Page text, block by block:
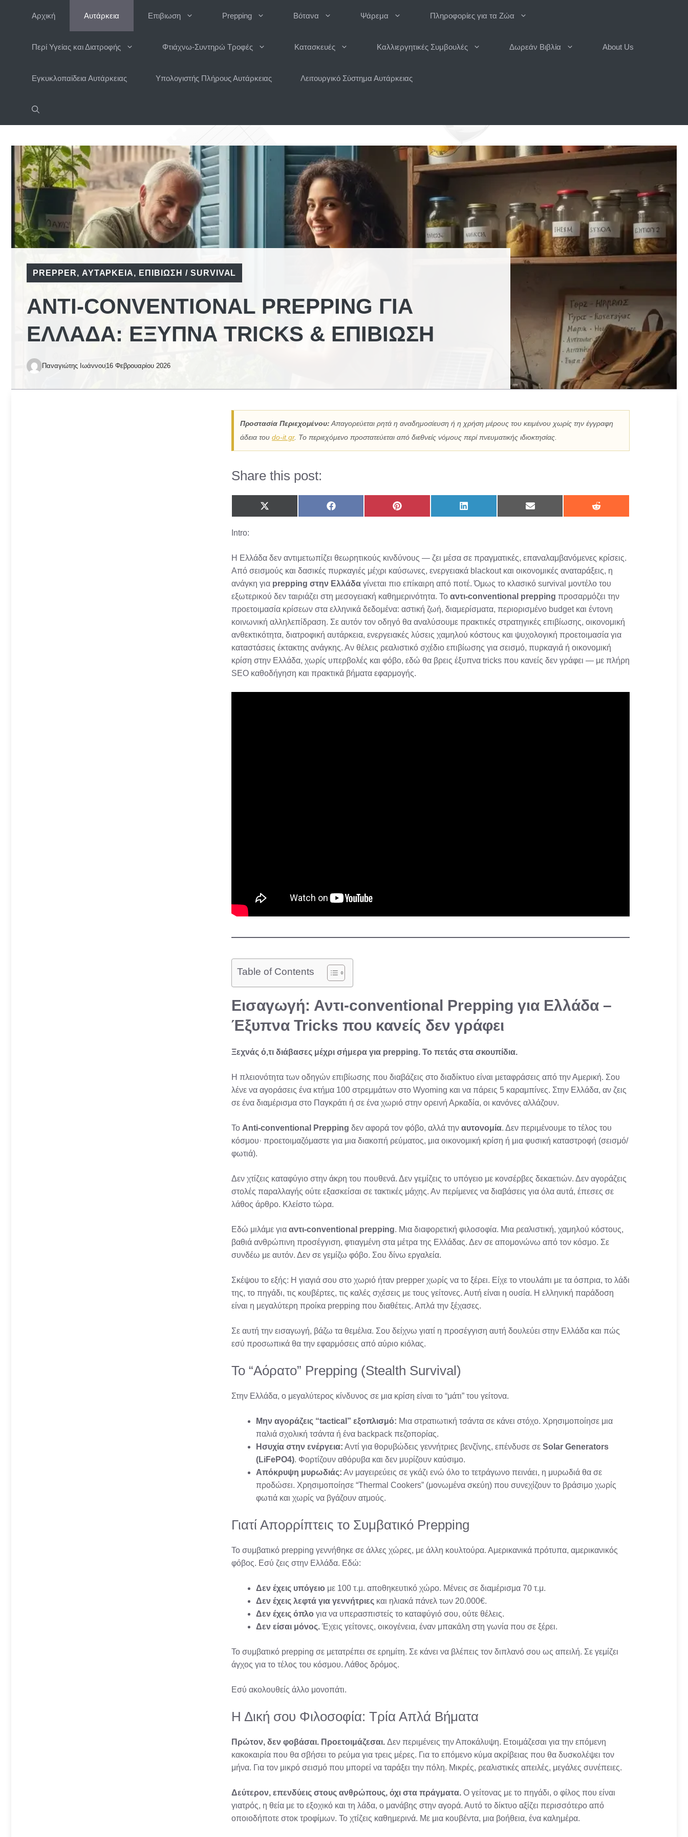
Αρχική Αυτάρκεια Επιβιωση Prepping Βότανα Ψάρεμα Πληροφορίες για τα Ζώα
Περί Υγείας και Διατροφής Φτιάχνω-Συντηρώ Τροφές Κατασκευές Καλλιεργητικές Συμβουλές Δωρεάν Βιβλία About Us
Εγκυκλοπαίδεια Αυτάρκειας Υπολογιστής Πλήρους Αυτάρκειας Λειτουργικό Σύστημα Αυτάρκειας
PREPPER, ΑΥΤΆΡΚΕΙΑ, ΕΠΙΒΊΩΣΗ / SURVIVAL
ΑΝΤΙ-CONVENTIONAL PREPPING ΓΙΑ
ΕΛΛΆΔΑ: ΈΞΥΠΝΑ TRICKS & ΕΠΙΒΊΩΣΗ
Παναγιώτης Ιωάννου16 Φεβρουαρίου 2026
Προστασία Περιεχομένου: Απαγορεύεται ρητά η αναδημοσίευση ή η χρήση μέρους του κειμένου χωρίς την έγγραφη
άδεια του do-it.gr. Το περιεχόμενο προστατεύεται από διεθνείς νόμους περί πνευματικής ιδιοκτησίας.
Share this post:
Share
on
Share
on
Share
on
Share
on
Share
on
Share
on
Intro:
Η Ελλάδα δεν αντιμετωπίζει θεωρητικούς κινδύνους — ζει μέσα σε πραγματικές, επαναλαμβανόμενες κρίσεις.
Από σεισμούς και δασικές πυρκαγιές μέχρι καύσωνες, ενεργειακά blackout και οικονομικές αναταράξεις, η
ανάγκη για prepping στην Ελλάδα γίνεται πιο επίκαιρη από ποτέ. Όμως το κλασικό survival μοντέλο του
εξωτερικού δεν ταιριάζει στη μεσογειακή καθημερινότητα. Το αντι-conventional prepping προσαρμόζει την
προετοιμασία κρίσεων στα ελληνικά δεδομένα: αστική ζωή, διαμερίσματα, περιορισμένο budget και έντονη
κοινωνική αλληλεπίδραση. Σε αυτόν τον οδηγό θα αναλύσουμε πρακτικές στρατηγικές επιβίωσης, οικονομική
ανθεκτικότητα, διατροφική αυτάρκεια, ενεργειακές λύσεις χαμηλού κόστους και ψυχολογική προετοιμασία για
καταστάσεις έκτακτης ανάγκης. Αν θέλεις ρεαλιστικό σχέδιο επιβίωσης για σεισμό, πυρκαγιά ή οικονομική
κρίση στην Ελλάδα, χωρίς υπερβολές και φόβο, εδώ θα βρεις έξυπνα tricks που κανείς δεν γράφει — με πλήρη
SEO καθοδήγηση και πρακτικά βήματα εφαρμογής.
Table of Contents
Εισαγωγή: Αντι-conventional Prepping για Ελλάδα –
Έξυπνα Tricks που κανείς δεν γράφει
Ξεχνάς ό,τι διάβασες μέχρι σήμερα για prepping. Το πετάς στα σκουπίδια.
Η πλειονότητα των οδηγών επιβίωσης που διαβάζεις στο διαδίκτυο είναι μεταφράσεις από την Αμερική. Σου
λένε να αγοράσεις ένα κτήμα 100 στρεμμάτων στο Wyoming και να πάρεις 5 καραμπίνες. Στην Ελλάδα, αν ζεις
σε ένα διαμέρισμα στο Παγκράτι ή σε ένα χωριό στην ορεινή Αρκαδία, οι κανόνες αλλάζουν.
Το Anti-conventional Prepping δεν αφορά τον φόβο, αλλά την αυτονομία. Δεν περιμένουμε το τέλος του
κόσμου· προετοιμαζόμαστε για μια διακοπή ρεύματος, μια οικονομική κρίση ή μια φυσική καταστροφή (σεισμό/
φωτιά).
Δεν χτίζεις καταφύγιο στην άκρη του πουθενά. Δεν γεμίζεις το υπόγειο με κονσέρβες δεκαετιών. Δεν αγοράζεις
στολές παραλλαγής ούτε εξασκείσαι σε τακτικές μάχης. Αν περίμενες να διαβάσεις για όλα αυτά, έπεσες σε
λάθος άρθρο. Κλείστο τώρα.
Εδώ μιλάμε για αντι-conventional prepping. Μια διαφορετική φιλοσοφία. Μια ρεαλιστική, χαμηλού κόστους,
βαθιά ανθρώπινη προσέγγιση, φτιαγμένη στα μέτρα της Ελλάδας. Δεν σε απομονώνω από τον κόσμο. Σε
συνδέω με αυτόν. Δεν σε γεμίζω φόβο. Σου δίνω εργαλεία.
Σκέψου το εξής: Η γιαγιά σου στο χωριό ήταν prepper χωρίς να το ξέρει. Είχε το ντουλάπι με τα όσπρια, το λάδι
της, το πηγάδι, τις κουβέρτες, τις καλές σχέσεις με τους γείτονες. Αυτή είναι η ουσία. Η ελληνική παράδοση
είναι η μεγαλύτερη προίκα prepping που διαθέτεις. Απλά την ξέχασες.
Σε αυτή την εισαγωγή, βάζω τα θεμέλια. Σου δείχνω γιατί η προσέγγιση αυτή δουλεύει στην Ελλάδα και πώς
εσύ προσωπικά θα την εφαρμόσεις από αύριο κιόλας.
Το “Αόρατο” Prepping (Stealth Survival)
Στην Ελλάδα, ο μεγαλύτερος κίνδυνος σε μια κρίση είναι το “μάτι” του γείτονα.
Μην αγοράζεις “tactical” εξοπλισμό: Μια στρατιωτική τσάντα σε κάνει στόχο. Χρησιμοποίησε μια
παλιά σχολική τσάντα ή ένα backpack πεζοπορίας.
Ησυχία στην ενέργεια: Αντί για θορυβώδεις γεννήτριες βενζίνης, επένδυσε σε Solar Generators
(LiFePO4). Φορτίζουν αθόρυβα και δεν μυρίζουν καύσιμο.
Απόκρυψη μυρωδιάς: Αν μαγειρεύεις σε γκάζι ενώ όλο το τετράγωνο πεινάει, η μυρωδιά θα σε
προδώσει. Χρησιμοποίησε “Thermal Cookers” (μονωμένα σκεύη) που συνεχίζουν το βράσιμο χωρίς
φωτιά και χωρίς να βγάζουν ατμούς.
Γιατί Απορρίπτεις το Συμβατικό Prepping
Το συμβατικό prepping γεννήθηκε σε άλλες χώρες, με άλλη κουλτούρα. Αμερικανικά πρότυπα, αμερικανικός
φόβος. Εσύ ζεις στην Ελλάδα. Εδώ:
Δεν έχεις υπόγειο με 100 τ.μ. αποθηκευτικό χώρο. Μένεις σε διαμέρισμα 70 τ.μ.
Δεν έχεις λεφτά για γεννήτριες και ηλιακά πάνελ των 20.000€.
Δεν έχεις όπλο για να υπερασπιστείς το καταφύγιό σου, ούτε θέλεις.
Δεν είσαι μόνος. Έχεις γείτονες, οικογένεια, έναν μπακάλη στη γωνία που σε ξέρει.
Το συμβατικό prepping σε μετατρέπει σε ερημίτη. Σε κάνει να βλέπεις τον διπλανό σου ως απειλή. Σε γεμίζει
άγχος για το τέλος του κόσμου. Λάθος δρόμος.
Εσύ ακολουθείς άλλο μονοπάτι.
Η Δική σου Φιλοσοφία: Τρία Απλά Βήματα
Πρώτον, δεν φοβάσαι. Προετοιμάζεσαι. Δεν περιμένεις την Αποκάλυψη. Ετοιμάζεσαι για την επόμενη
κακοκαιρία που θα σβήσει το ρεύμα για τρεις μέρες. Για το επόμενο κύμα ακρίβειας που θα δυσκολέψει τον
μήνα. Για τον μικρό σεισμό που μπορεί να ταράξει την πόλη. Μικρές, ρεαλιστικές απειλές, μεγάλες συνέπειες.
Δεύτερον, επενδύεις στους ανθρώπους, όχι στα πράγματα. Ο γείτονας με το πηγάδι, ο φίλος που είναι
γιατρός, η θεία με το εξοχικό και τη λάδα, ο μανάβης στην αγορά. Αυτό το δίκτυο αξίζει περισσότερο από
οποιοδήποτε στοκ τροφίμων. Το χτίζεις καθημερινά. Με μια κουβέντα, μια βοήθεια, ένα καλημέρα.